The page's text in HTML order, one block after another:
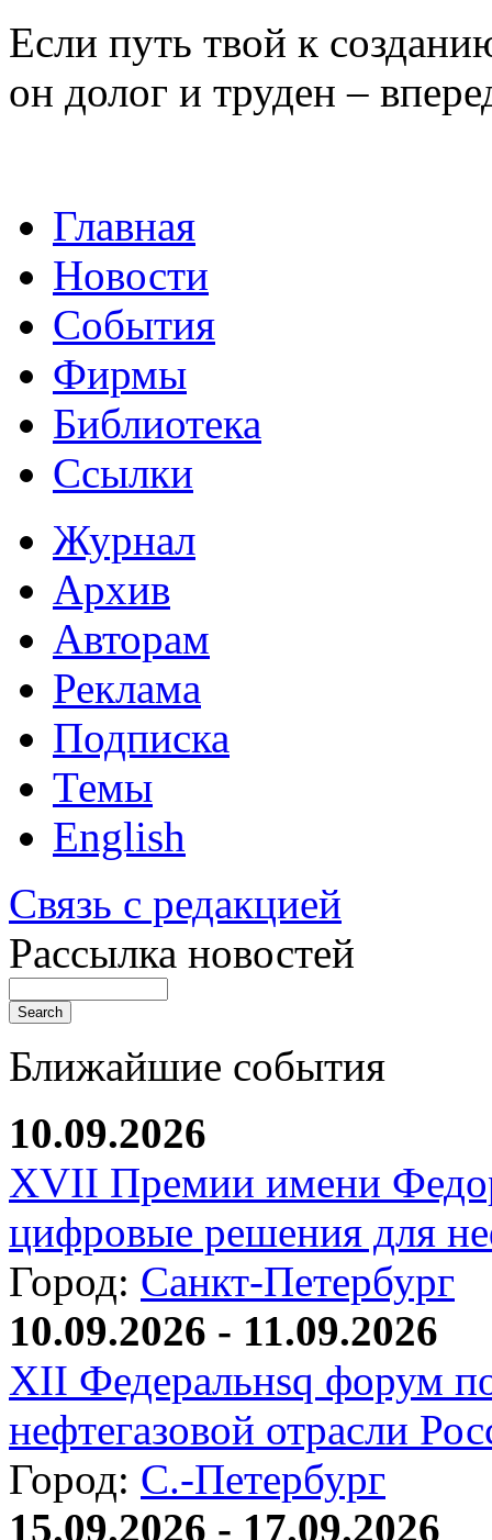
Если путь твой к
он долог и труден –
Главная
Новости
События
Фирмы
Библиотека
Ссылки
Журнал
Архив
Авторам
Реклама
Подписка
Темы
English
Связь с редакцией
Рассылка новостей
Ближайшие события
10.09.2026
XVII Премии имени
цифровые решения для
Город: Санкт-Петербург
10.09.2026 - 11.09.2026
XII Федеральнsq форум
нефтегазовой отрасли
Город: С.-Петербург
15.09.2026 - 17.09.2026